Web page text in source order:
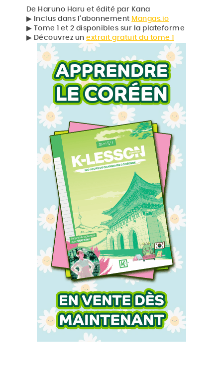
De Haruno Haru et édité par Kana
▶︎ Inclus dans l’abonnement Mangas.io
▶︎ Tome 1 et 2 disponibles sur la plateforme
▶︎ Découvrez unextrait gratuit du tome 1